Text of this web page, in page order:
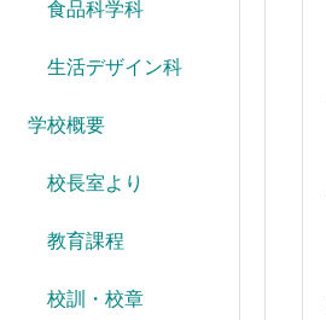
食品科学科
生活デザイン科
学校概要
校長室より
教育課程
校訓・校章